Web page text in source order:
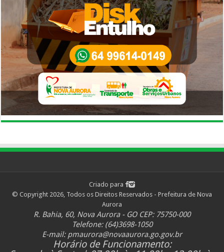
Criado para
© Copyright 2026, Todos os Direitos Reservados - Prefeitura de Nova
Aurora
R. Bahia, 60, Nova Aurora - GO CEP: 75750-000
Telefone: (64)3698-1050
E-mail: pmaurora@novaaurora.go.gov.br
Horário de Funcionamento: